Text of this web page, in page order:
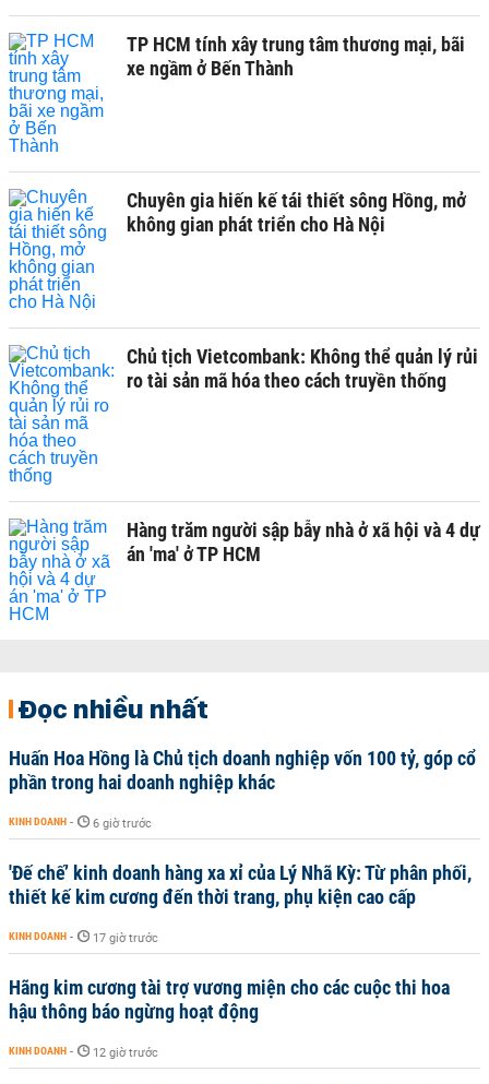
TP HCM tính xây trung tâm thương mại, bãi
xe ngầm ở Bến Thành
Chuyên gia hiến kế tái thiết sông Hồng, mở
không gian phát triển cho Hà Nội
Chủ tịch Vietcombank: Không thể quản lý rủi
ro tài sản mã hóa theo cách truyền thống
Hàng trăm người sập bẫy nhà ở xã hội và 4 dự
án 'ma' ở TP HCM
Đọc nhiều nhất
Huấn Hoa Hồng là Chủ tịch doanh nghiệp vốn 100 tỷ, góp cổ
phần trong hai doanh nghiệp khác
KINH DOANH - 6 giờ trước
'Đế chế’ kinh doanh hàng xa xỉ của Lý Nhã Kỳ: Từ phân phối,
thiết kế kim cương đến thời trang, phụ kiện cao cấp
KINH DOANH - 17 giờ trước
Hãng kim cương tài trợ vương miện cho các cuộc thi hoa
hậu thông báo ngừng hoạt động
KINH DOANH - 12 giờ trước